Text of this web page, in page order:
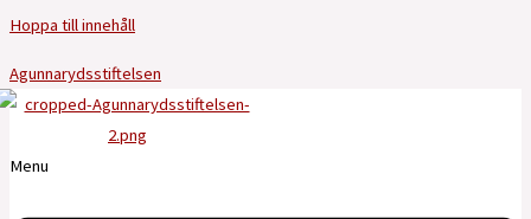
Hoppa till innehåll
Agunnarydsstiftelsen
Menu